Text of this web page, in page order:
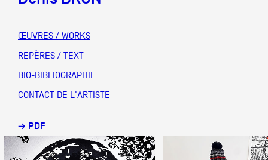
Équipe
Partenaires
ŒUVRES / WORKS
REPÈRES / TEXT
BIO-BIBLIOGRAPHIE
CONTACT DE L'ARTISTE
→ PDF